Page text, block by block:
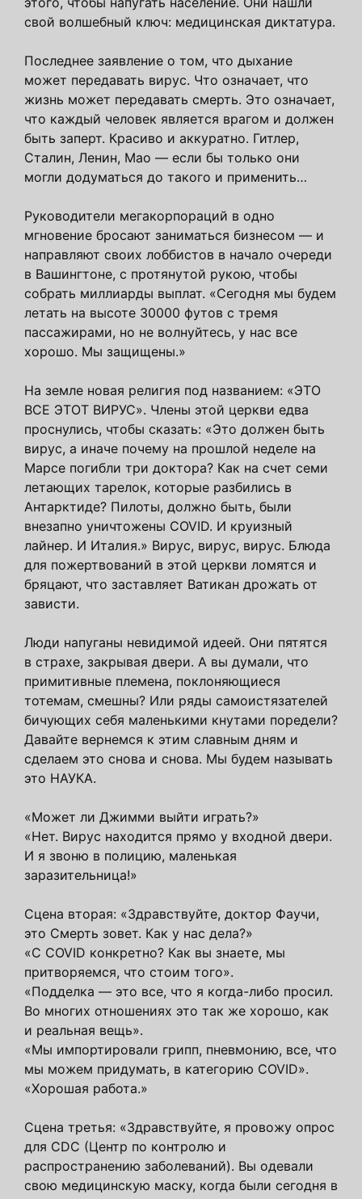
свой волшебный ключ: медицинская диктатура.
Последнее заявление о том, что дыхание
может передавать вирус. Что означает, что
жизнь может передавать смерть. Это означает,
что каждый человек является врагом и должен
быть заперт. Красиво и аккуратно. Гитлер,
Сталин, Ленин, Мао — если бы только они
могли додуматься до такого и применить…
Руководители мегакорпораций в одно
мгновение бросают заниматься бизнесом — и
направляют своих лоббистов в начало очереди
в Вашингтоне, с протянутой рукою, чтобы
собрать миллиарды выплат. «Сегодня мы будем
летать на высоте 30000 футов с тремя
пассажирами, но не волнуйтесь, у нас все
хорошо. Мы защищены.»
На земле новая религия под названием: «ЭТО
ВСЕ ЭТОТ ВИРУС». Члены этой церкви едва
проснулись, чтобы сказать: «Это должен быть
вирус, а иначе почему на прошлой неделе на
Марсе погибли три доктора? Как на счет семи
летающих тарелок, которые разбились в
Антарктиде? Пилоты, должно быть, были
внезапно уничтожены COVID. И круизный
лайнер. И Италия.» Вирус, вирус, вирус. Блюда
для пожертвований в этой церкви ломятся и
бряцают, что заставляет Ватикан дрожать от
зависти.
Люди напуганы невидимой идеей. Они пятятся
в страхе, закрывая двери. А вы думали, что
примитивные племена, поклоняющиеся
тотемам, смешны? Или ряды самоистязателей
бичующих себя маленькими кнутами поредели?
Давайте вернемся к этим славным дням и
сделаем это снова и снова. Мы будем называть
это НАУКА.
«Может ли Джимми выйти играть?»
«Нет. Вирус находится прямо у входной двери.
И я звоню в полицию, маленькая
заразительница!»
Сцена вторая: «Здравствуйте, доктор Фаучи,
это Смерть зовет. Как у нас дела?»
«С COVID конкретно? Как вы знаете, мы
притворяемся, что стоим того».
«Подделка — это все, что я когда-либо просил.
Во многих отношениях это так же хорошо, как
и реальная вещь».
«Мы импортировали грипп, пневмонию, все, что
мы можем придумать, в категорию COVID».
«Хорошая работа.»
Сцена третья: «Здравствуйте, я провожу опрос
для CDC (Центр по контролю и
распространению заболеваний). Вы одевали
свою медицинскую маску, когда были сегодня в